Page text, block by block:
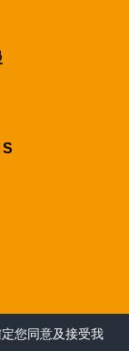
您同意及接受我